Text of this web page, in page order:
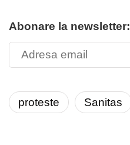
Abonare la newsletter:
proteste Sanitas